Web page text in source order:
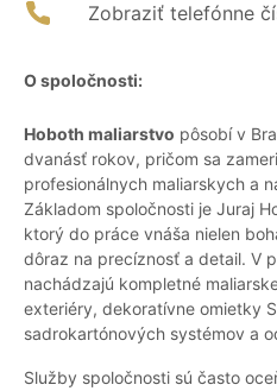
Zobraziť telefónne
O spoločnosti:
Hoboth maliarstvo pôsobí v
dvanásť rokov, pričom sa
profesionálnych maliarskych a
Základom spoločnosti je Juraj
ktorý do práce vnáša nielen
dôraz na precíznosť a detail. V
nachádzajú kompletné
exteriéry, dekoratívne omietky
sadrokartónových systémov a
Služby spoločnosti sú často